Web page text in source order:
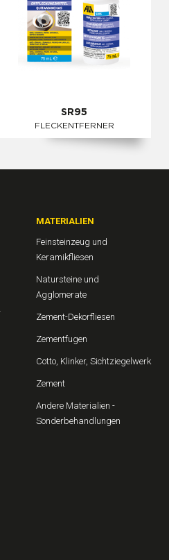
SR95
FLECKENTFERNER
MATERIALIEN
Feinsteinzeug und
Keramikfliesen
Natursteine und
Agglomerate
Zement-Dekorfliesen
Zementfugen
Cotto, Klinker, Sichtziegelwerk
Zement
Andere Materialien -
Sonderbehandlungen